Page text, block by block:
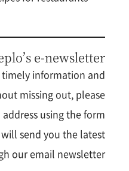
e-newsletter
timely information and
missing out, please
using the form
send you the latest
our email newsletter.